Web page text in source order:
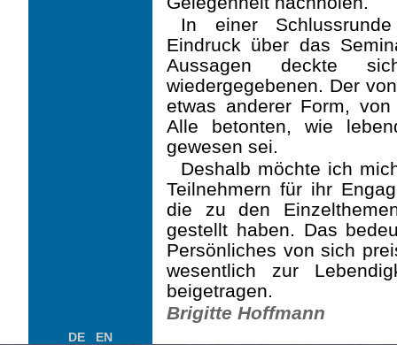
In einer
Eindruck über das
Aussagen deckte
wiedergegebenen. Der
etwas anderer Form,
Alle betonten, wie
gewesen sei.
Deshalb möchte ich
Teilnehmern für ihr
die zu den
gestellt haben. Das
Persönliches von sich
wesentlich zur
beigetragen.
Brigitte Hoffmann
DE EN